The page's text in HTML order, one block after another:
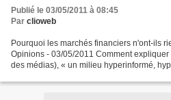
Publié le 03/05/2011 à 08:45
Par clioweb
Pourquoi les marchés financiers n'ont-ils
Opinions - 03/05/2011 Comment
des médias), « un milieu hyperinformé,